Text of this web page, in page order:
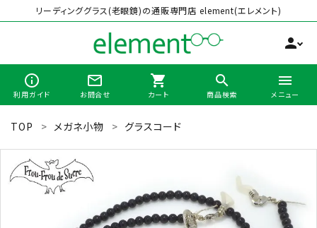
リーディンググラス(老眼鏡)の通販専門店 element(エレメント)
person
info_outline
利用ガイド
mail_outline
お問合せ
shopping_cart
カート
search
商品検索
menu
メニュー
search
最近チェックした商品
TOP メガネ小物 グラスコード